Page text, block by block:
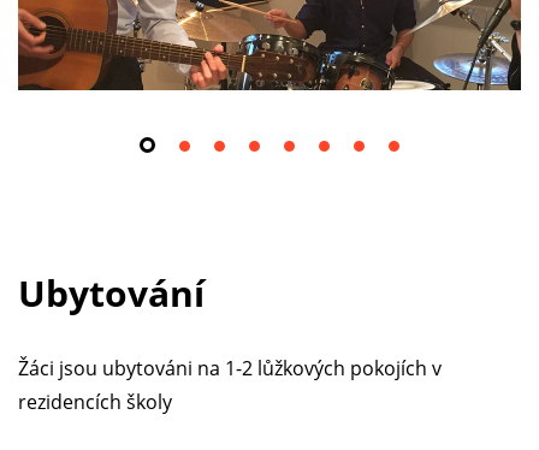
Ubytování
Žáci jsou ubytováni na 1-2 lůžkových pokojích v
rezidencích školy